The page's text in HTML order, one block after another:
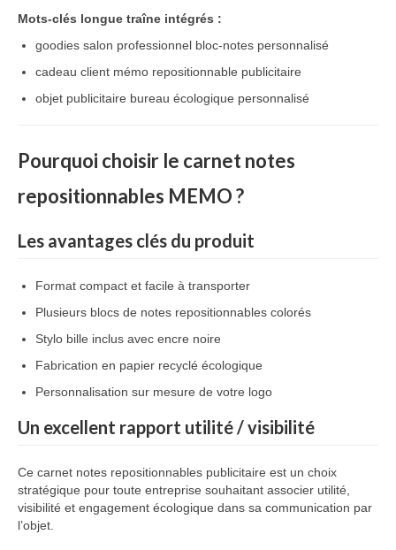
Mots-clés longue traîne intégrés :
goodies salon professionnel bloc-notes personnalisé
cadeau client mémo repositionnable publicitaire
objet publicitaire bureau écologique personnalisé
Pourquoi choisir le carnetnotes
repositionnables MEMO ?
Les avantages clés du produit
Format compact et facile à transporter
Plusieurs blocs de notes repositionnables colorés
Stylo bille inclus avec encre noire
Fabrication en papier recyclé écologique
Personnalisation sur mesure de votre logo
Un excellent rapport utilité /visibilité
Ce carnet notes repositionnables publicitaire est un choix
stratégique pour toute entreprise souhaitant associer utilité,
visibilité et engagement écologique dans sa communication par
l’objet.